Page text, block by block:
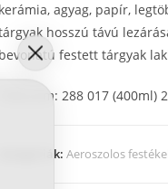
kerámia, agyag, papír,
hosszú távú
bevonatú festett tárgyak
Cikkszám: 288 017 (400ml)
Kategóriák:Aeroszolos